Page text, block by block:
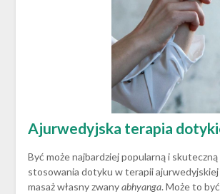
Ajurwedyjska terapia
Być może najbardziej popularną i
stosowania dotyku w terapii
masaż własny zwany abhyanga. Może to